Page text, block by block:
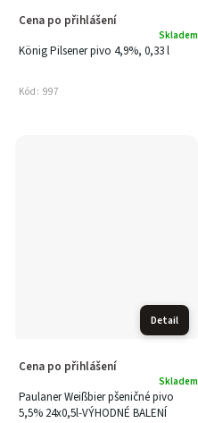
König Pilsener pivo 4,9%, 0,33 l
Skladem
Cena po přihlášení
Kód: 997
Detail
Paulaner Weißbier pšeničné pivo
5,5% 24x0,5l-VÝHODNÉ BALENÍ
Skladem
Cena po přihlášení